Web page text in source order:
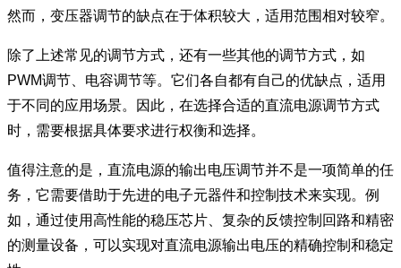
然而，变压器调节的缺点在于体积较大，适用范围相对较窄。
除了上述常见的调节方式，还有一些其他的调节方式，如
PWM调节、电容调节等。它们各自都有自己的优缺点，适用
于不同的应用场景。因此，在选择合适的直流电源调节方式
时，需要根据具体要求进行权衡和选择。
值得注意的是，直流电源的输出电压调节并不是一项简单的任
务，它需要借助于先进的电子元器件和控制技术来实现。例
如，通过使用高性能的稳压芯片、复杂的反馈控制回路和精密
的测量设备，可以实现对直流电源输出电压的精确控制和稳定